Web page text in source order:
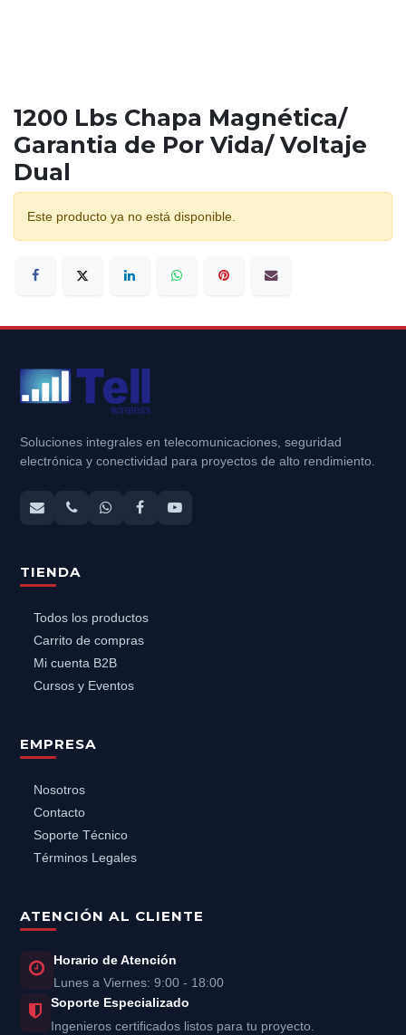
1200 Lbs Chapa Magnética/
Garantia de Por Vida/ Voltaje
Dual
Este producto ya no está disponible.
Soluciones integrales en telecomunicaciones, seguridad
electrónica y conectividad para proyectos de alto rendimiento.
TIENDA
Todos los productos
Carrito de compras
Mi cuenta B2B
Cursos y Eventos
EMPRESA
Nosotros
Contacto
Soporte Técnico
Términos Legales
ATENCIÓN AL CLIENTE
Horario de Atención
Lunes a Viernes: 9:00 - 18:00
Soporte Especializado
Ingenieros certificados listos para tu proyecto.